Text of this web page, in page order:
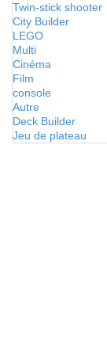
Twin-stick shooter
City Builder
LEGO
Multi
Cinéma
Film
console
Autre
Deck Builder
Jeu de plateau